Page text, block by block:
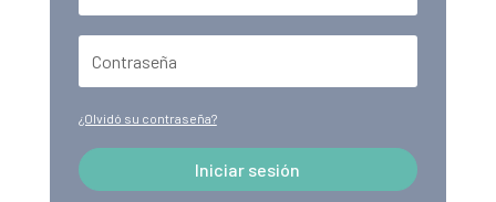
¿Olvidó su contraseña?
Iniciar sesión